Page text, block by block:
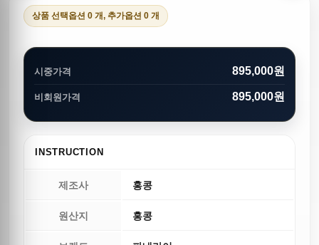
상품 선택옵션 0 개, 추가옵션 0 개
시중가격 895,000원
비회원가격 895,000원
INSTRUCTION
제조사 홍콩
원산지 홍콩